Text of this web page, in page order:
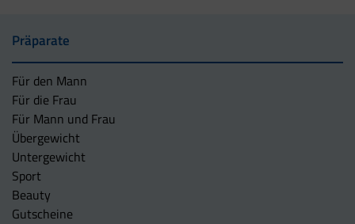
Präparate
Für den Mann
Für die Frau
Für Mann und Frau
Übergewicht
Untergewicht
Sport
Beauty
Gutscheine